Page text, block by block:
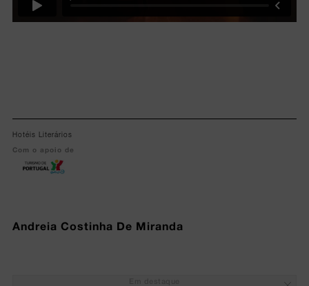
Hotéis Literários
Com o apoio de
Andreia Costinha De Miranda